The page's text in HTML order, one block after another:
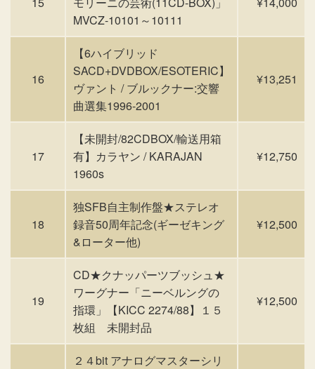
MVCZ-10101～10111
16
【6ハイブリッド
SACD+DVDBOX/ESOTERIC】
ヴァント / ブルックナー:交響
曲選集1996-2001
¥13,251
17
【未開封/82CDBOX/輸送用箱
有】カラヤン / KARAJAN
1960s
¥12,750
18
独SFB自主制作盤★ステレオ
録音50周年記念(ギーゼキング
&ローター他)
¥12,500
19
CD★クナッパーツブッシュ★
ワーグナー「ニーベルングの
指環」【KICC 2274/88】１５
枚組 未開封品
¥12,500
２４bit アナログマスターシリ